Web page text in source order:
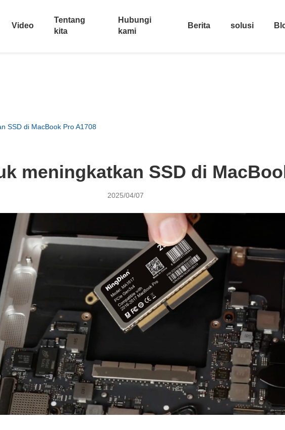
Video
Tentang
kita
Hubungi
kami
Berita solusi
SSD di MacBook Pro A1708
meningkatkan SSD di
2025/04/07